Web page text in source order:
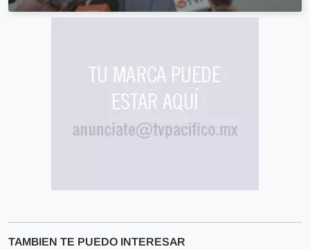
TAMBIEN TE PUEDO INTERESAR